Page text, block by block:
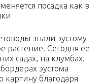
посадка как в
знали эустому
растение. Сегодня её
садах, на клумбах.
эустома
картину благодаря